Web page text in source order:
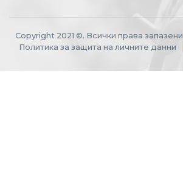
Copyright 2021 ©. Всички права запазени
Политика за защита на личните данни